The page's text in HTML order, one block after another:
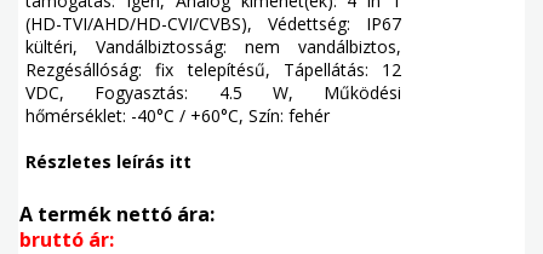
(HD-TVI/AHD/HD-CVI/CVBS), Védettség: IP67
kültéri, Vandálbiztosság: nem vandálbiztos,
Rezgésállóság: fix telepítésű, Tápellátás: 12
VDC, Fogyasztás: 4.5 W, Működési
hőmérséklet: -40°C / +60°C, Szín: fehér
Részletes leírás itt
A termék nettó ára:
bruttó ár: